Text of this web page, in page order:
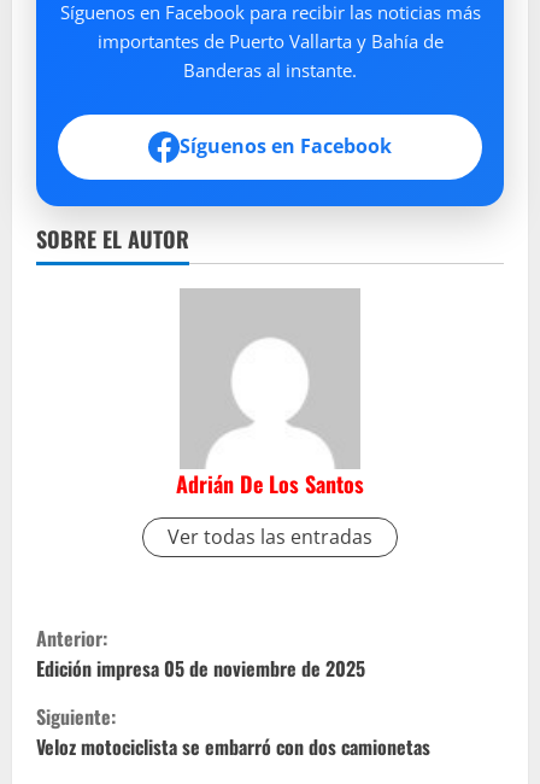
Síguenos en Facebook para recibir las noticias más
importantes de Puerto Vallarta y Bahía de
Banderas al instante.
Síguenos en Facebook
SOBRE EL AUTOR
Adrián De Los Santos
Ver todas las entradas
S
i
g
Anterior:
Edición impresa 05 de noviembre de 2025
Siguiente:
Veloz motociclista se embarró con dos camionetas